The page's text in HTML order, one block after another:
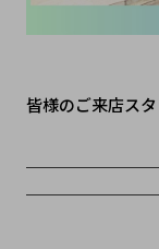
皆様のご来店ス